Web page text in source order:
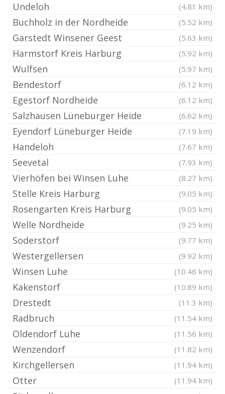
Undeloh (4.81 km)
Buchholz in der Nordheide (5.52 km)
Garstedt Winsener Geest (5.63 km)
Harmstorf Kreis Harburg (5.92 km)
Wulfsen (5.97 km)
Bendestorf (6.12 km)
Egestorf Nordheide (6.12 km)
Salzhausen Lüneburger Heide (6.62 km)
Eyendorf Lüneburger Heide (7.19 km)
Handeloh (7.67 km)
Seevetal (7.93 km)
Vierhöfen bei Winsen Luhe (8.27 km)
Stelle Kreis Harburg (9.05 km)
Rosengarten Kreis Harburg (9.05 km)
Welle Nordheide (9.25 km)
Soderstorf (9.77 km)
Westergellersen (9.92 km)
Winsen Luhe (10.46 km)
Kakenstorf (10.89 km)
Drestedt (11.3 km)
Radbruch (11.54 km)
Oldendorf Luhe (11.56 km)
Wenzendorf (11.82 km)
Kirchgellersen (11.94 km)
Otter (11.94 km)